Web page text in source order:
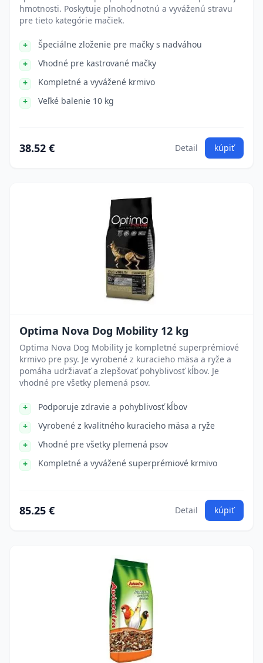
hmotnosti. Poskytuje plnohodnotnú a vyváženú stravu
pre tieto kategórie mačiek.
Špeciálne zloženie pre mačky s nadváhou
Vhodné pre kastrované mačky
Kompletné a vyvážené krmivo
Veľké balenie 10 kg
38.52 € Detail kúpiť
Optima Nova Dog Mobility 12 kg
Optima Nova Dog Mobility je kompletné superprémiové
krmivo pre psy. Je vyrobené z kuracieho mäsa a ryže a
pomáha udržiavať a zlepšovať pohyblivosť kĺbov. Je
vhodné pre všetky plemená psov.
Podporuje zdravie a pohyblivosť kĺbov
Vyrobené z kvalitného kuracieho mäsa a ryže
Vhodné pre všetky plemená psov
Kompletné a vyvážené superprémiové krmivo
85.25 € Detail kúpiť